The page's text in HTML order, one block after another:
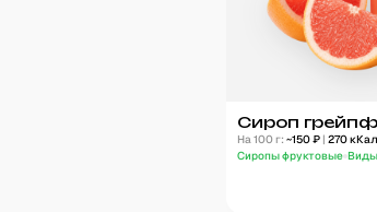
Сироп
На 100 г: ~150₽ | 270кКал
Сиропы фруктовые